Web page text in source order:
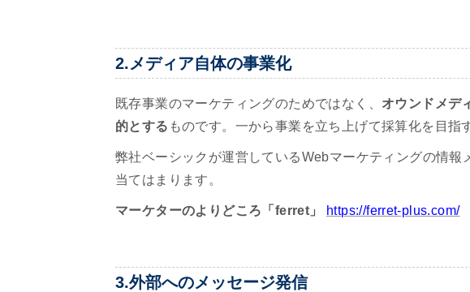
2.メディア自体の事業化
既存事業のマーケティングのためではなく、 オウンドメデ
的とする ものです。一から事業を立ち上げて採算化を目指
弊社ベーシックが運営しているWebマーケティングの情報
当てはまります。
マーケターのよりどころ「ferret」 https://ferret-plus.com/
3.外部へのメッセージ発信